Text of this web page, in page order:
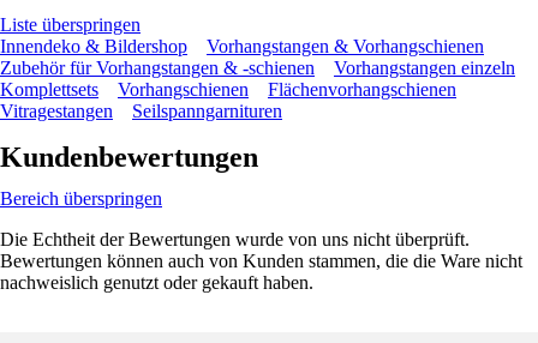
Liste überspringen
Innendeko & Bildershop
Vorhangstangen & Vorhangschienen
Zubehör für Vorhangstangen & -schienen
Vorhangstangen einzeln
Komplettsets
Vorhangschienen
Flächenvorhangschienen
Vitragestangen
Seilspanngarnituren
Kundenbewertungen
Bereich überspringen
Die Echtheit der Bewertungen wurde von uns nicht überprüft.
Bewertungen können auch von Kunden stammen, die die Ware nicht
nachweislich genutzt oder gekauft haben.